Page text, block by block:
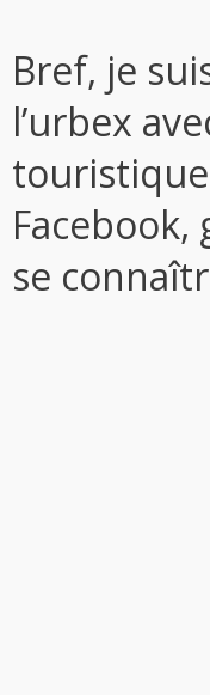
Bref, je
l’urbex
se